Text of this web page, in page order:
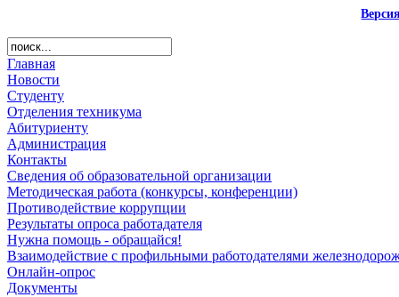
Главная
Новости
Студенту
Отделения техникума
Абитуриенту
Администрация
Контакты
Сведения об образовательной организации
Методическая работа (конкурсы, конференции)
Противодействие коррупции
Результаты опроса работадателя
Нужна помощь - обращайся!
Взаимодействие с профильными работодателями
Онлайн-опрос
Документы